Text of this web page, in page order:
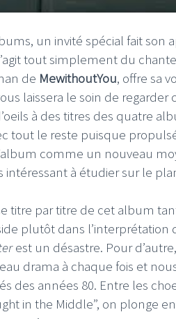
un invité spécial fait son
tout simplement du
de MewithoutYou, offre sa
laissera le soin de regarder
à des titres des quatre
tout le reste puisque
comme un nouveau
à étudier sur le
titre par titre de cet album
plutôt dans l’interprétation
est un désastre. Pour
drama à chaque fois et
des années 80. Entre les
in the Middle”, on plonge